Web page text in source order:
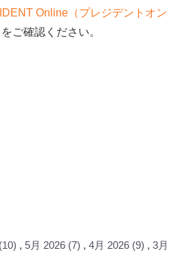
Online（プレジデントオン
をご確認ください。
(10) 5月 2026 (7) 4月 2026 (9)
3月